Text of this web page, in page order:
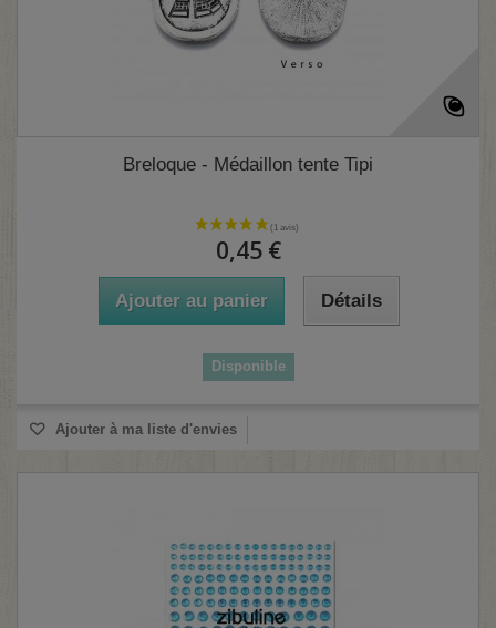
Breloque - Médaillon tente Tipi
0,45 €
Ajouter au panier Détails
Disponible
Ajouter à ma liste d'envies